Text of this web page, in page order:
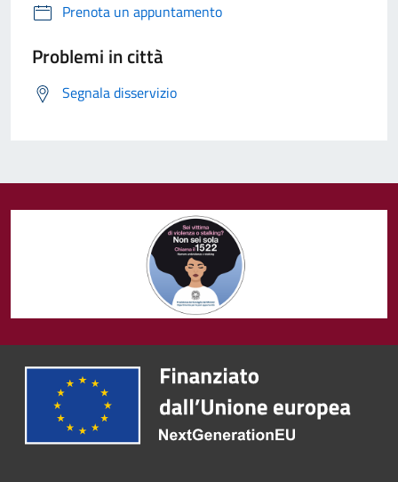
Prenota un appuntamento
Problemi in città
Segnala disservizio